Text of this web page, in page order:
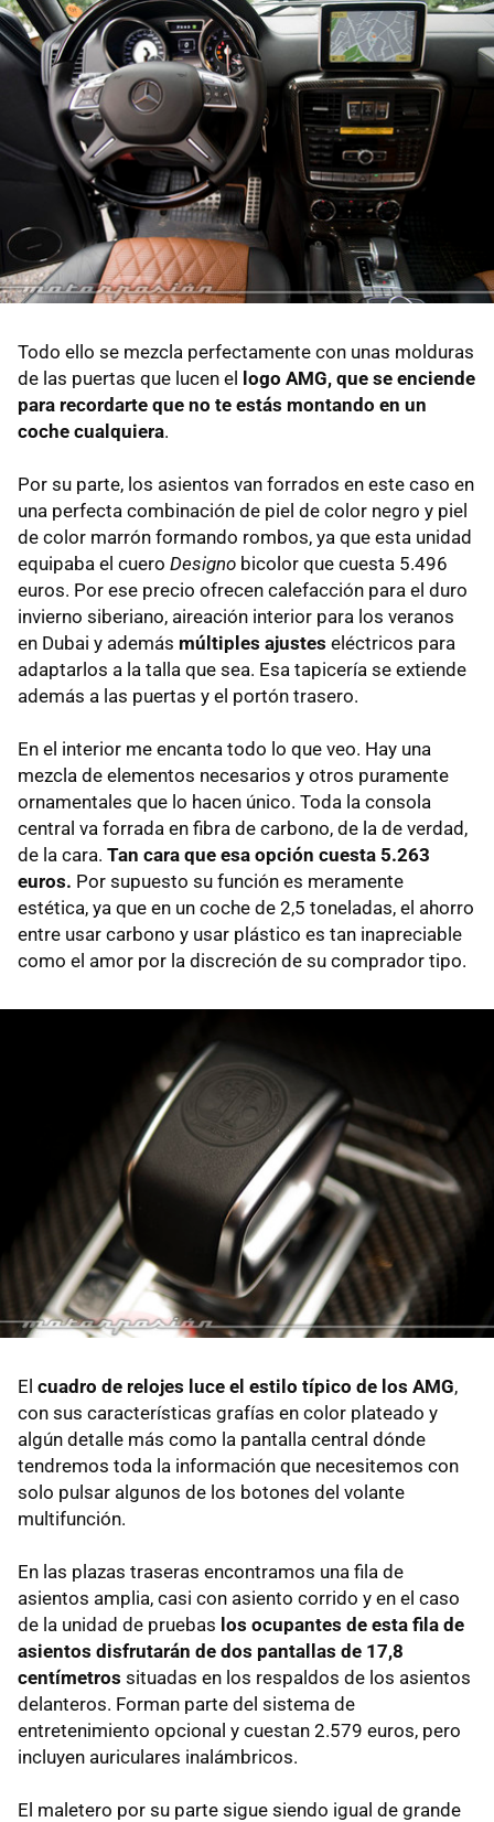
Todo ello se mezcla perfectamente con unas molduras
de las puertas que lucen el logo AMG, que se enciende
para recordarte que no te estás montando en un
coche cualquiera.
Por su parte, los asientos van forrados en este caso en
una perfecta combinación de piel de color negro y piel
de color marrón formando rombos, ya que esta unidad
equipaba el cuero Designo bicolor que cuesta 5.496
euros. Por ese precio ofrecen calefacción para el duro
invierno siberiano, aireación interior para los veranos
en Dubai y además múltiples ajustes eléctricos para
adaptarlos a la talla que sea. Esa tapicería se extiende
además a las puertas y el portón trasero.
En el interior me encanta todo lo que veo. Hay una
mezcla de elementos necesarios y otros puramente
ornamentales que lo hacen único. Toda la consola
central va forrada en fibra de carbono, de la de verdad,
de la cara. Tan cara que esa opción cuesta 5.263
euros. Por supuesto su función es meramente
estética, ya que en un coche de 2,5 toneladas, el ahorro
entre usar carbono y usar plástico es tan inapreciable
como el amor por la discreción de su comprador tipo.
El cuadro de relojes luce el estilo típico de los AMG,
con sus características grafías en color plateado y
algún detalle más como la pantalla central dónde
tendremos toda la información que necesitemos con
solo pulsar algunos de los botones del volante
multifunción.
En las plazas traseras encontramos una fila de
asientos amplia, casi con asiento corrido y en el caso
de la unidad de pruebas los ocupantes de esta fila de
asientos disfrutarán de dos pantallas de 17,8
centímetros situadas en los respaldos de los asientos
delanteros. Forman parte del sistema de
entretenimiento opcional y cuestan 2.579 euros, pero
incluyen auriculares inalámbricos.
El maletero por su parte sigue siendo igual de grande